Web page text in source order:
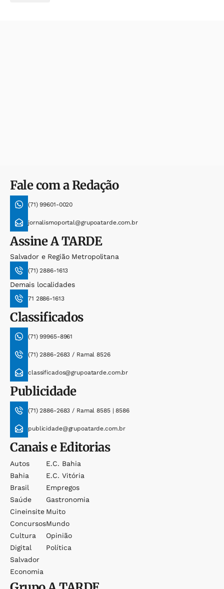
Fale com a Redação
(71) 99601-0020
jornalismoportal@grupoatarde.com.br
AssineA TARDE
Salvador e Região Metropolitana
(71) 2886-1613
Demais localidades
71 2886-1613
Classificados
(71) 99965-8961
(71) 2886-2683 / Ramal 8526
classificados@grupoatarde.com.br
Publicidade
(71) 2886-2683 / Ramal 8585 | 8586
publicidade@grupoatarde.com.br
Canais e Editorias
Autos
Bahia
Brasil
Saúde
Cineinsite
Concursos
Cultura
Digital
Salvador
Economia
E.c. Bahia
E.c. Vitória
Empregos
Gastronomia
Muito
Mundo
Opinião
Política